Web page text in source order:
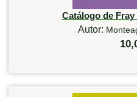
Catálogo de
Autor: